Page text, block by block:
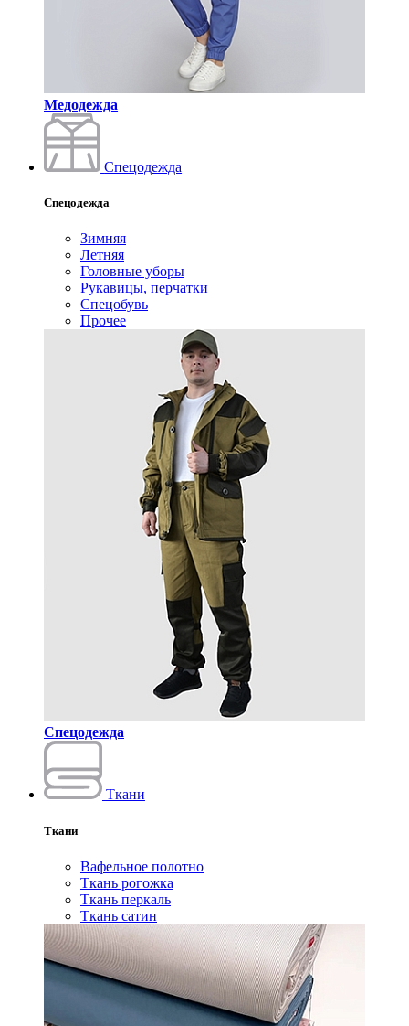
Медодежда
Спецодежда
Спецодежда
Зимняя
Летняя
Головные уборы
Рукавицы, перчатки
Спецобувь
Прочее
Спецодежда
Ткани
Ткани
Вафельное полотно
Ткань рогожка
Ткань перкаль
Ткань сатин